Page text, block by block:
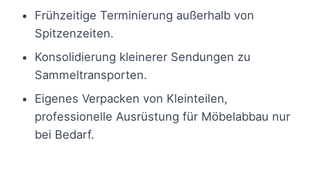
Frühzeitige Terminierung außerhalb von
Spitzenzeiten.
Konsolidierung kleinerer Sendungen zu
Sammeltransporten.
Eigenes Verpacken von Kleinteilen,
professionelle Ausrüstung für Möbelabbau nur
bei Bedarf.